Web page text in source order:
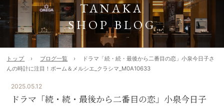
TANAKA
SHOP BLOG
トップ ブログ一覧
ドラマ「続・続・最後から二番目の恋」小泉今日子さ
んの時計に注目！ボーム＆メルシエ_クラシマ_M0A10633
2025.05.12
ドラマ「続・続・最後から二番目の恋」小泉今日子